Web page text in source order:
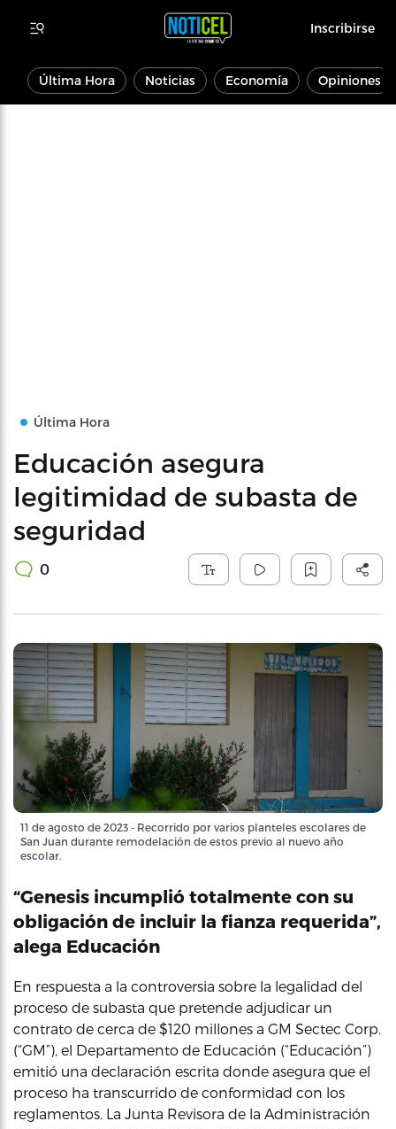
Inscribirse
Última Hora Noticias Economía Opiniones
Última Hora
Educación asegura
legitimidad de subasta de
seguridad
0
11 de agosto de 2023 - Recorrido por varios planteles escolares de
San Juan durante remodelación de estos previo al nuevo año
escolar.
“Genesis incumplió totalmente con su
obligación de incluir la fianza requerida”,
alega Educación
En respuesta a la controversia sobre la legalidad del
proceso de subasta que pretende adjudicar un
contrato de cerca de $120 millones a GM Sectec Corp.
(“GM”), el Departamento de Educación (“Educación”)
emitió una declaración escrita donde asegura que el
proceso ha transcurrido de conformidad con los
reglamentos. La Junta Revisora de la Administración